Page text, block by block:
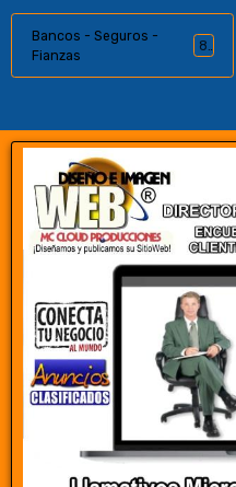
Bancos - Seguros -
Fianzas